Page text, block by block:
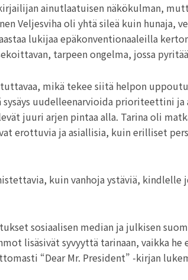
ainutlaatuisen näkökulman,
Veljesviha oli yhtä sileä kuin hunaja,
lukijaa epäkonventionaaleilla
tarpeen ongelma, jossa
mikä tekee siitä helpon
uudelleenarvioida prioriteettini
juuri arjen pintaa alla. Tarina oli
erottuvia ja asiallisia, kuin erilliset
kuin vanhoja ystäviä,
sosiaalisen median ja julkisen
lisäsivät syvyyttä tarinaan, vaikka
“Dear Mr. President” -kirjan